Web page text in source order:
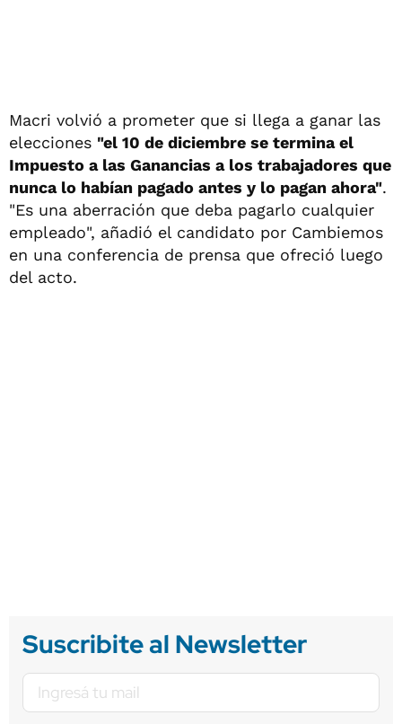
Macri volvió a prometer que si llega a ganar las
elecciones "el 10 de diciembre se termina el
Impuesto a las Ganancias a los trabajadores que
nunca lo habían pagado antes y lo pagan ahora".
"Es una aberración que deba pagarlo cualquier
empleado", añadió el candidato por Cambiemos
en una conferencia de prensa que ofreció luego
del acto.
Suscribite al Newsletter